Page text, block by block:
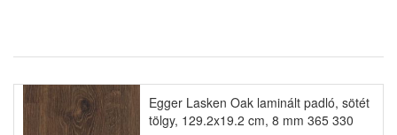
Egger Lasken Oak laminált padló, sötét
tölgy, 129.2x19.2 cm, 8 mm 365 330